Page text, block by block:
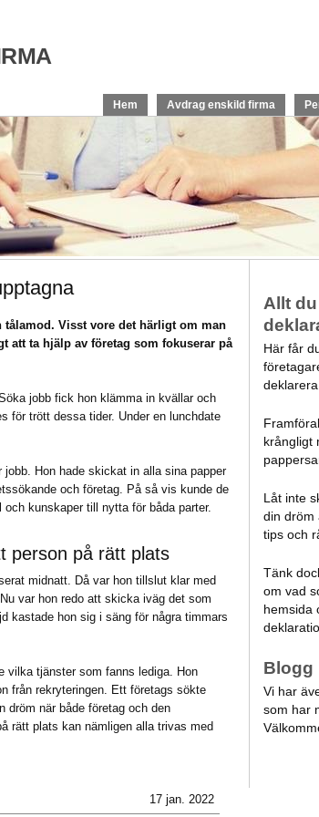
Hem Avdrag enskild firma
tålamod. Visst vore det härligt om man
att ta hjälp av företag som fokuserar på
jobb fick hon klämma in kvällar och
för trött dessa tider. Under en lunchdate
Hon hade skickat in alla sina papper
och företag. På så vis kunde de
kunskaper till nytta för båda parter.
person på rätt plats
midnatt. Då var hon tillslut klar med
var hon redo att skicka iväg det som
kastade hon sig i säng för några timmars
vilka tjänster som fanns lediga. Hon
från rekryteringen. Ett företags sökte
dröm när både företag och den
rätt plats kan nämligen alla trivas med
17 jan. 2022
Allt
Här får
deklarera.
krångligt
Låt inte
din dröm
tips och
Tänk
om vad
hemsida
Blogg
Vi har
som har